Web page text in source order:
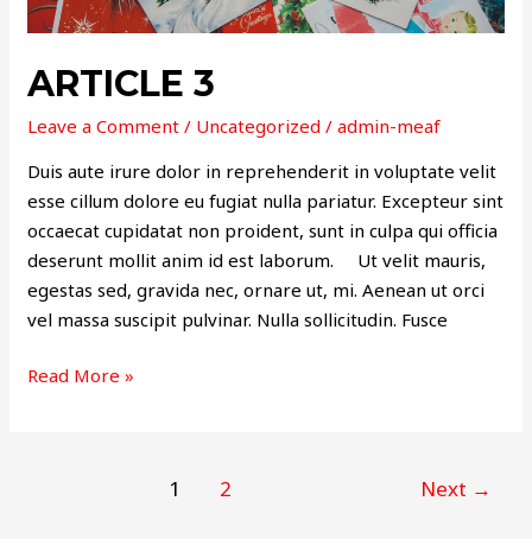
ARTICLE 3
Leave a Comment / Uncategorized /admin-meaf
Duis aute irure dolor in reprehenderit in voluptate velit
esse cillum dolore eu fugiat nulla pariatur. Excepteur sint
occaecat cupidatat non proident, sunt in culpa qui officia
deserunt mollit anim id est laborum. Ut velit mauris,
egestas sed, gravida nec, ornare ut, mi. Aenean ut orci
vel massa suscipit pulvinar. Nulla sollicitudin. Fusce
Read More »
1 2 Next →